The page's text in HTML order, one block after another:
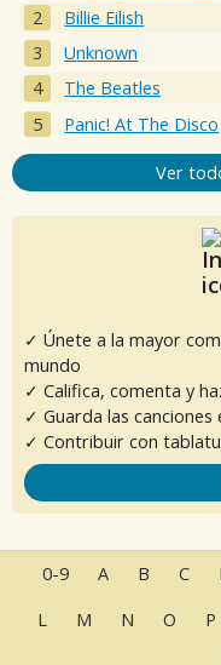
Billie Eilish
Unknown
The Beatles
Panic! At The Disco
Ver
✓ Únete a la mayor
mundo
✓ Califica, comenta y
✓ Guarda las canciones
✓ Contribuir con
0-9 A B C
L
M N O P